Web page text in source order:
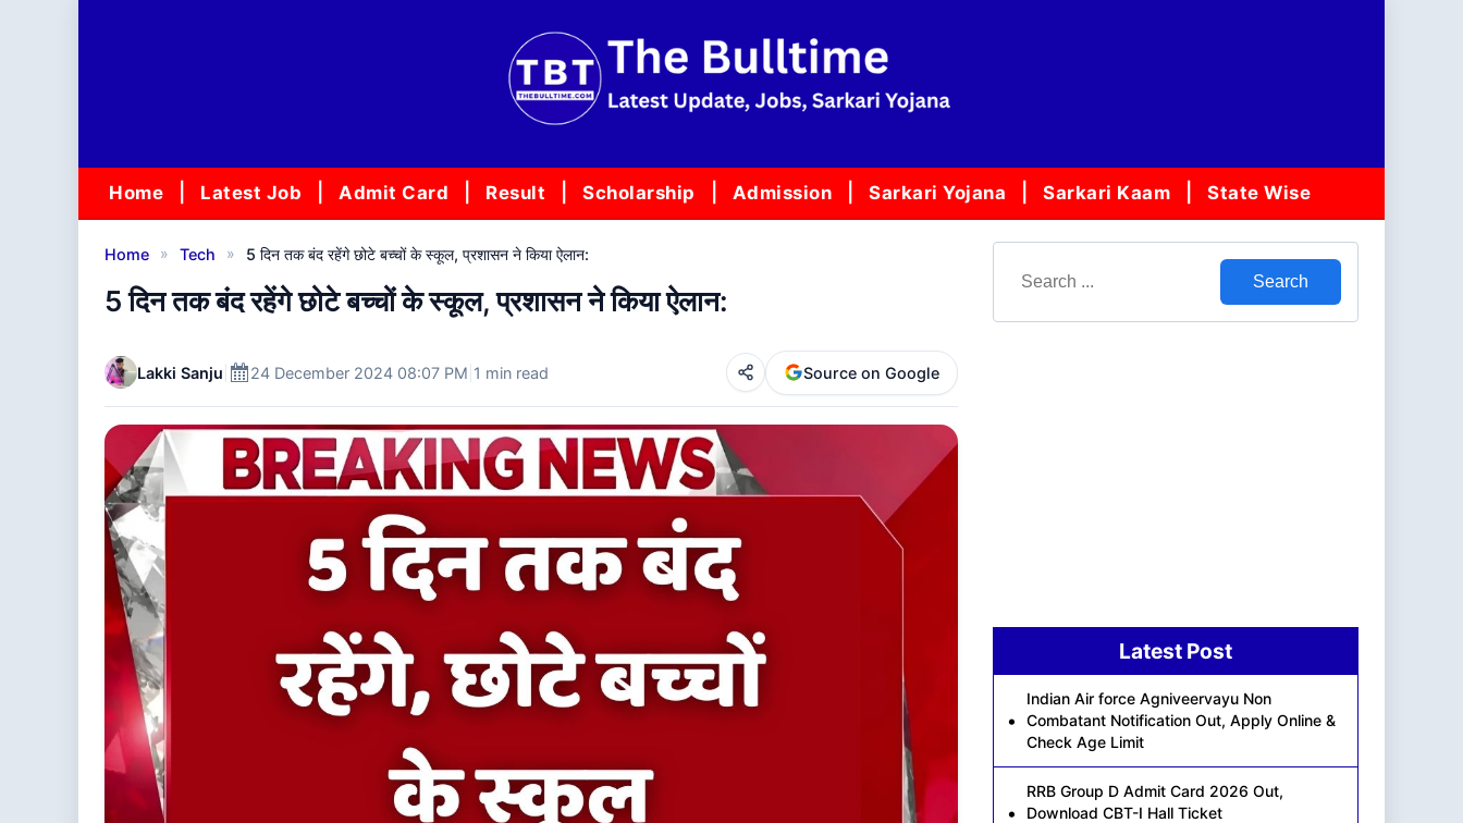
Home Latest Job Admit Card Result Scholarship Admission Sarkari Yojana Sarkari Kaam State Wise
Home » Tech » 5 दिन तक बंद रहेंगे छोटे बच्चों के स्कूल, प्रशासन ने किया ऐलान:
5 दिन तक बंद रहेंगे छोटे बच्चों के स्कूल, प्रशासन ने किया ऐलान:
Lakki Sanju 24 December 2024 08:07 PM 1 min read Source on Google
Search
Latest Post
Indian Air force Agniveervayu Non
Combatant Notification Out, Apply Online &
Check Age Limit
RRB Group D Admit Card 2026 Out,
Download CBT-I Hall Ticket